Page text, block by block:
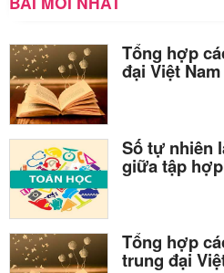
Tổng hợp
đại Việt Nam
Số tự nhiên
giữa tập
Tổng hợp
trung đại